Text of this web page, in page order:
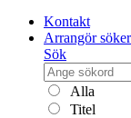
Kontakt
Arrangör söker
Sök
Alla
Titel